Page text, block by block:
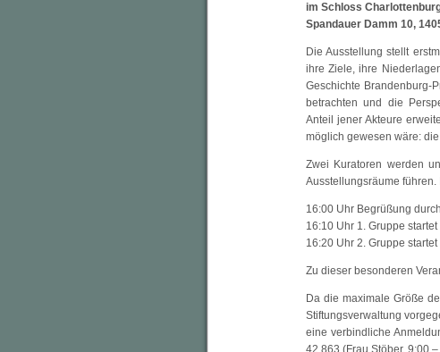
im Schloss
Spandauer Damm 10,
Die Ausstellung stellt
ihre Ziele, ihre
Geschichte Brandenburg-
betrachten und die
Anteil jener Akteure
möglich gewesen wäre:
Zwei Kuratoren werden
Ausstellungsräume
16:00 Uhr Begrüßung
16:10 Uhr 1. Gruppe startet
16:20 Uhr 2. Gruppe startet
Zu dieser besonderen
Da die maximale Größe
Stiftungsverwaltung
eine verbindliche
42 863 (Frau Stöber, 9:00